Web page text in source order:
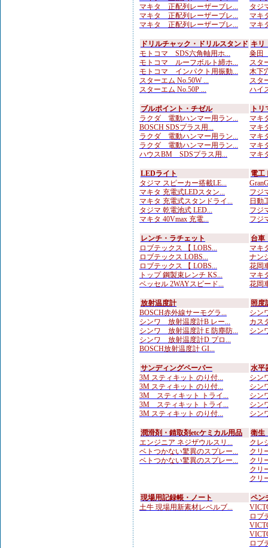
マキタ 正配列レーザーブレ...
マキタ 正配列レーザーブレ...
マキタ 正配列レーザーブレ...
タジ
マキ
マキ
ドリルチャック・ドリルスタンド
モトコマ SDS六角軸用ホ...
モトコマ ルーフボルト締ホ...
モトコマ インパクト用振動...
スターエム No.50W ...
スターエム No.50P ...
キリ
粂田
スタ
木下
スタ
ハイ
ブルポイント・チゼル
ラクダ 電動ハンマー用ラン...
BOSCH SDSプラス用...
ラクダ 電動ハンマー用ラン...
ラクダ 電動ハンマー用ラン...
ハウスBM SDSプラス用...
ト
マキ
マキ
マキ
マキ
マキ
LEDライト
タジマ スピーカー搭載LE...
マキタ 充電式LEDスタン...
マキタ 充電式スタンドライ...
タジマ 乾電池式 LED...
マキタ 40Vmax 充電...
電工
フジ
日動
フジ
フジ
レンチ・ラチェット
ロブテックス 【 LOBS...
ロブテックス LOBS...
ロブテックス 【 LOBS...
トップ 鋼製束レンチ KS...
ベッセル 2WAYスピード...
台車
マキ
ナン
花岡
マキ
花岡
放射温度計
BOSCH赤外線サーモグラ...
シンワ 放射温度計B レー...
シンワ 放射温度計Ｅ防塵防...
シンワ 放射温度計D プロ...
BOSCH放射温度計 GI...
照度
シン
カス
シン
サンディングペーパー
3M スティキット のり付...
3M スティキット のり付...
3M スティキット トライ...
3M スティキット トライ...
3M スティキット のり付...
水平
シン
シン
シン
シン
シン
潤滑剤・錆取剤etcケミカル用品
エンジニア ネジザウルスリ...
ベトつかない驚異のスプレー...
ベトつかない驚異のスプレー...
衛生
クレ
クリ
クリ
クリ
クリ
現場用記録帳・ノート
土牛 現場用新素材レベルブ...
ペン
ロブ
ロブ